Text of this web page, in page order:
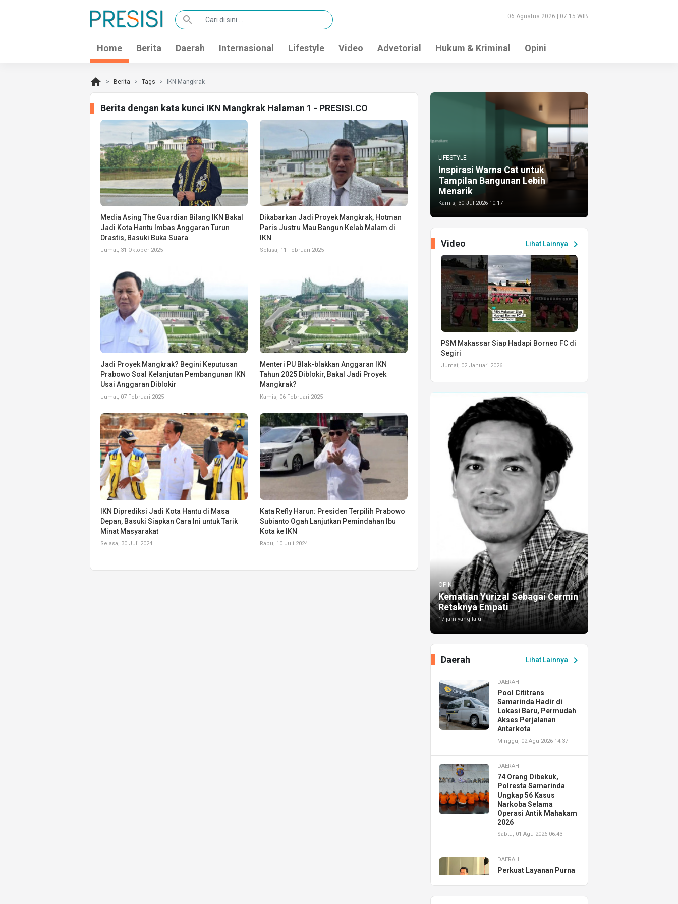
search 06 Agustus 2026 | 07:15 WIB
Home Berita Daerah Internasional Lifestyle Video Advetorial Hukum & Kriminal Opini
home Berita Tags IKN Mangkrak
Berita dengan kata kunci IKN Mangkrak Halaman 1 - PRESISI.CO
Media Asing The Guardian Bilang IKN Bakal
Jadi Kota Hantu Imbas Anggaran Turun
Drastis, Basuki Buka Suara
Jumat, 31 Oktober 2025
Dikabarkan Jadi Proyek Mangkrak, Hotman
Paris Justru Mau Bangun Kelab Malam di
IKN
Selasa, 11 Februari 2025
Jadi Proyek Mangkrak? Begini Keputusan
Prabowo Soal Kelanjutan Pembangunan IKN
Usai Anggaran Diblokir
Jumat, 07 Februari 2025
Menteri PU Blak-blakkan Anggaran IKN
Tahun 2025 Diblokir, Bakal Jadi Proyek
Mangkrak?
Kamis, 06 Februari 2025
IKN Diprediksi Jadi Kota Hantu di Masa
Depan, Basuki Siapkan Cara Ini untuk Tarik
Minat Masyarakat
Selasa, 30 Juli 2024
Kata Refly Harun: Presiden Terpilih Prabowo
Subianto Ogah Lanjutkan Pemindahan Ibu
Kota ke IKN
Rabu, 10 Juli 2024
LIFESTYLE
Inspirasi Warna Cat untuk
Tampilan Bangunan Lebih
Menarik
Kamis, 30 Jul 2026 10:17
Lihat Lainnya chevron_right
Video
PSM Makassar Siap Hadapi Borneo FC di
Segiri
Jumat, 02 Januari 2026
OPINI
Kematian Yurizal Sebagai Cermin
Retaknya Empati
17 jam yang lalu
Lihat Lainnya chevron_right
Daerah
DAERAH
Pool Cititrans
Samarinda Hadir di
Lokasi Baru, Permudah
Akses Perjalanan
Antarkota
Minggu, 02 Agu 2026 14:37
DAERAH
74 Orang Dibekuk,
Polresta Samarinda
Ungkap 56 Kasus
Narkoba Selama
Operasi Antik Mahakam
2026
Sabtu, 01 Agu 2026 06:43
DAERAH
Perkuat Layanan Purna
Resmikan AHASS